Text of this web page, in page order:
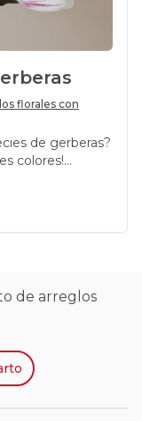
florales con
de gerberas?
colores!
de arreglos